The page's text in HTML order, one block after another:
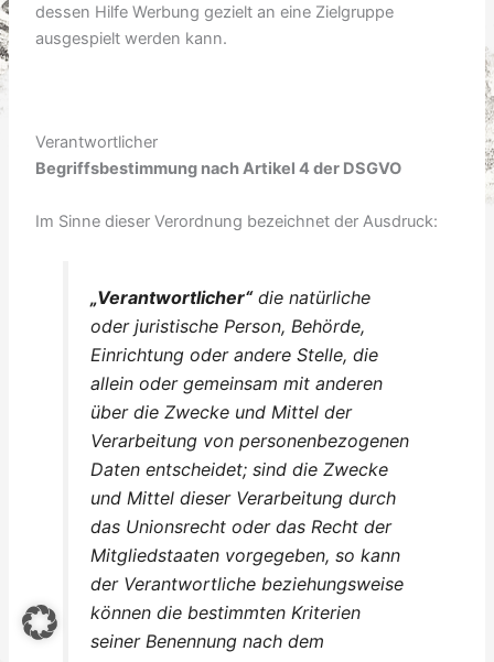
dessen Hilfe Werbung gezielt an eine Zielgruppe
ausgespielt werden kann.
Verantwortlicher
Begriffsbestimmung nach Artikel 4 der DSGVO
Im Sinne dieser Verordnung bezeichnet der Ausdruck:
„Verantwortlicher“die natürliche
oder juristische Person, Behörde,
Einrichtung oder andere Stelle, die
allein oder gemeinsam mit anderen
über die Zwecke und Mittel der
Verarbeitung von personenbezogenen
Daten entscheidet; sind die Zwecke
und Mittel dieser Verarbeitung durch
das Unionsrecht oder das Recht der
Mitgliedstaaten vorgegeben, so kann
der Verantwortliche beziehungsweise
können die bestimmten Kriterien
seiner Benennung nach dem